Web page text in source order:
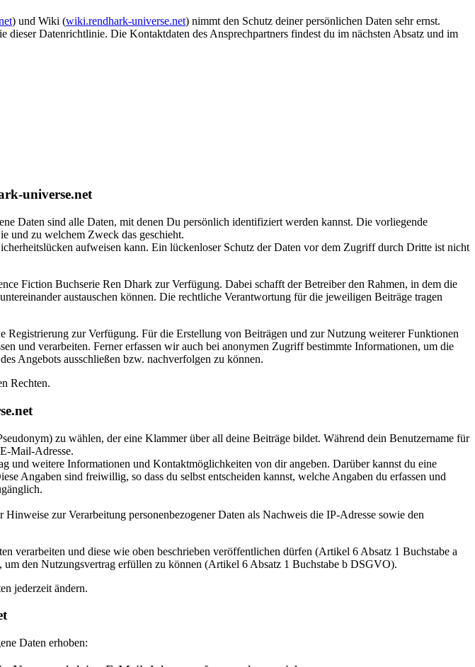
) und Wiki (wiki.rendhark-universe.net) nimmt den Schutz deiner persönlichen Daten sehr ernst.
Datenrichtlinie. Die Kontaktdaten des Ansprechpartners findest du im nächsten Absatz und im
universe.net
Daten sind alle Daten, mit denen Du persönlich identifiziert werden kannst. Die vorliegende
und zu welchem Zweck das geschieht.
aufweisen kann. Ein lückenloser Schutz der Daten vor dem Zugriff durch Dritte ist nicht
Fiction Buchserie Ren Dhark zur Verfügung. Dabei schafft der Betreiber den Rahmen, in dem die
austauschen können. Die rechtliche Verantwortung für die jeweiligen Beiträge tragen
zur Verfügung. Für die Erstellung von Beiträgen und zur Nutzung weiterer Funktionen
und verarbeiten. Ferner erfassen wir auch bei anonymen Zugriff bestimmte Informationen, um die
Angebots ausschließen bzw. nachverfolgen zu können.
Rechten.
zu wählen, der eine Klammer über all deine Beiträge bildet. Während dein Benutzername für
Mail-Adresse.
und weitere Informationen und Kontaktmöglichkeiten von dir angeben. Darüber kannst du eine
Angaben sind freiwillig, so dass du selbst entscheiden kannst, welche Angaben du erfassen und
zur Verarbeitung personenbezogener Daten als Nachweis die IP-Adresse sowie den
verarbeiten und diese wie oben beschrieben veröffentlichen dürfen (Artikel 6 Absatz 1 Buchstabe a
den Nutzungsvertrag erfüllen zu können (Artikel 6 Absatz 1 Buchstabe b DSGVO).
jederzeit ändern.
Daten erhoben: